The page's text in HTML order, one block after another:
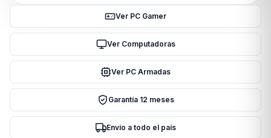
II
cantidad
Ver PC Gamer
Ver Computadoras
Ver PC Armadas
Garantía 12 meses
Envío a todo el país